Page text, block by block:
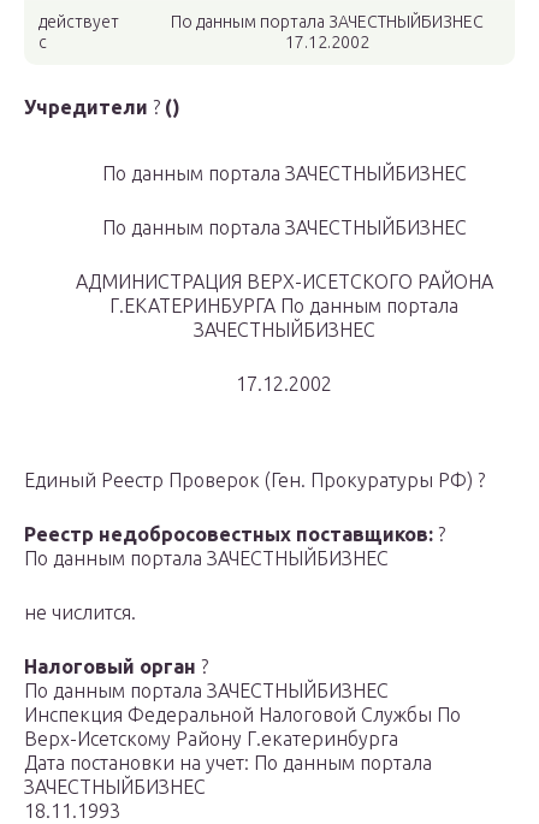
действует
с
По данным портала ЗАЧЕСТНЫЙБИЗНЕС
17.12.2002
Учредители ? ()
По данным портала ЗАЧЕСТНЫЙБИЗНЕС
По данным портала ЗАЧЕСТНЫЙБИЗНЕС
АДМИНИСТРАЦИЯ ВЕРХ-ИСЕТСКОГО РАЙОНА
Г.ЕКАТЕРИНБУРГА По данным портала
ЗАЧЕСТНЫЙБИЗНЕС
17.12.2002
Единый Реестр Проверок (Ген. Прокуратуры РФ) ?
Реестр недобросовестных поставщиков: ?
По данным портала ЗАЧЕСТНЫЙБИЗНЕС
не числится.
Налоговый орган ?
По данным портала ЗАЧЕСТНЫЙБИЗНЕС
Инспекция Федеральной Налоговой Службы По
Верх-Исетскому Району Г.екатеринбурга
Дата постановки на учет: По данным портала
ЗАЧЕСТНЫЙБИЗНЕС
18.11.1993